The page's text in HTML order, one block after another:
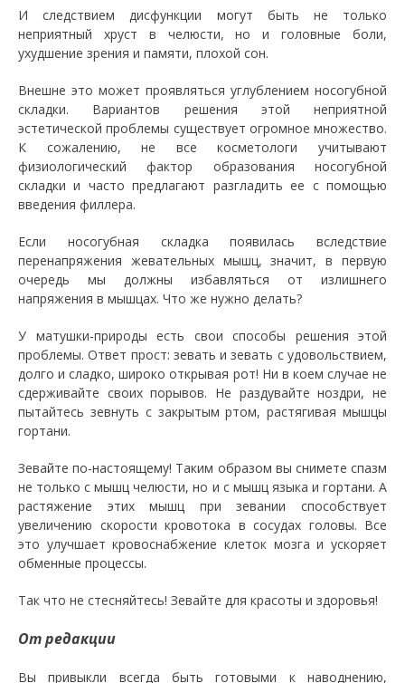
И следствием дисфункции могут быть не только
неприятный хруст в челюсти, но и головные боли,
ухудшение зрения и памяти, плохой сон.
Внешне это может проявляться углублением носогубной
складки. Вариантов решения этой неприятной
эстетической проблемы существует огромное множество.
К сожалению, не все косметологи учитывают
физиологический фактор образования носогубной
складки и часто предлагают разгладить ее с помощью
введения филлера.
Если носогубная складка появилась вследствие
перенапряжения жевательных мышц, значит, в первую
очередь мы должны избавляться от излишнего
напряжения в мышцах. Что же нужно делать?
У матушки-природы есть свои способы решения этой
проблемы. Ответ прост: зевать и зевать с удовольствием,
долго и сладко, широко открывая рот! Ни в коем случае не
сдерживайте своих порывов. Не раздувайте ноздри, не
пытайтесь зевнуть с закрытым ртом, растягивая мышцы
гортани.
Зевайте по-настоящему! Таким образом вы снимете спазм
не только с мышц челюсти, но и с мышц языка и гортани. А
растяжение этих мышц при зевании способствует
увеличению скорости кровотока в сосудах головы. Все
это улучшает кровоснабжение клеток мозга и ускоряет
обменные процессы.
Так что не стесняйтесь! Зевайте для красоты и здоровья!
От редакции
Вы привыкли всегда быть готовыми к наводнению,